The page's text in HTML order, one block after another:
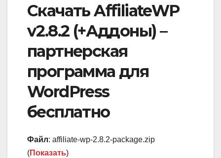
Скачать AffiliateWP
v2.8.2 (+Аддоны) –
партнерская
программа для
WordPress
бесплатно
Файл: affiliate-wp-2.8.2-package.zip
(Показать)